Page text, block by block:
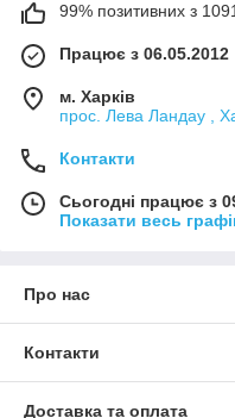
99% позитивних з 1091
Працює з 06.05.2012
м. Харків
прос. Лева Ландау ,
Контакти
Сьогодні працює з
Показати весь
Про нас
Контакти
Доставка та оплата